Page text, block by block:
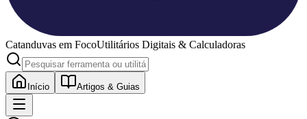
Catanduvas em FocoUtilitários Digitais & Calculadoras
Início Artigos & Guias